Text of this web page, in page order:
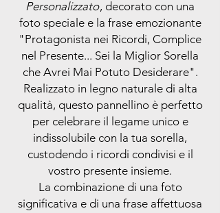
Personalizzato, decorato con una
foto speciale e la frase emozionante
"Protagonista nei Ricordi, Complice
nel Presente... Sei la Miglior Sorella
che Avrei Mai Potuto Desiderare".
Realizzato in legno naturale di alta
qualità, questo pannellino è perfetto
per celebrare il legame unico e
indissolubile con la tua sorella,
custodendo i ricordi condivisi e il
vostro presente insieme.
La combinazione di una foto
significativa e di una frase affettuosa